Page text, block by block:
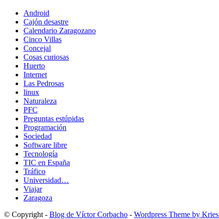
Android
Cajón desastre
Calendario Zaragozano
Cinco Villas
Concejal
Cosas curiosas
Huerto
Internet
Las Pedrosas
linux
Naturaleza
PFC
Preguntas estúpidas
Programación
Sociedad
Software libre
Tecnología
TIC en España
Tráfico
Universidad…
Viajar
Zaragoza
© Copyright - Blog de Víctor Corbacho - Wordpress Theme by